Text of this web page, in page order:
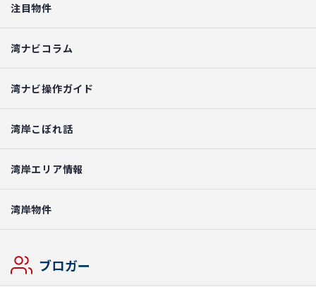
注目物件
湾ナビコラム
湾ナビ操作ガイド
湾岸こぼれ話
湾岸エリア情報
湾岸物件
ブロガー